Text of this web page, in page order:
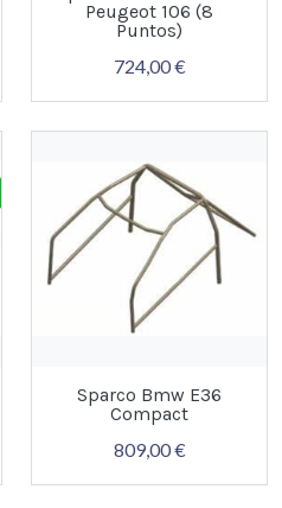
Peugeot 106 (8
Puntos)
724,00 €
Sparco Bmw E36
Compact
809,00 €